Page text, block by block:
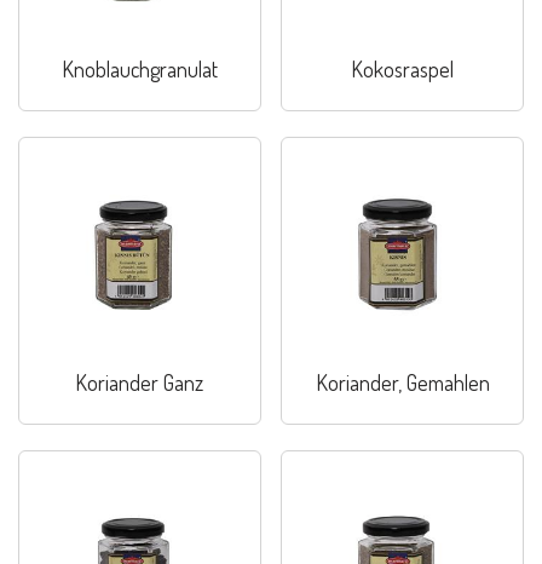
Knoblauchgranulat Kokosraspel
Koriander Ganz Koriander, Gemahlen